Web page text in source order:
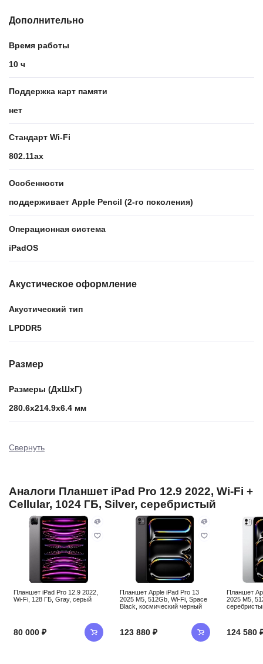
Дополнительно
Время работы
10 ч
Поддержка карт памяти
нет
Стандарт Wi-Fi
802.11ax
Особенности
поддерживает Apple Pencil (2-го поколения)
Операционная система
iPadOS
Акустическое оформление
Акустический тип
LPDDR5
Размер
Размеры (ДхШхГ)
280.6x214.9x6.4 мм
Свернуть
Аналоги Планшет iPad Pro 12.9 2022, Wi-Fi +
Cellular, 1024 ГБ, Silver, серебристый
Планшет iPad Pro 12.9 2022,
Wi-Fi, 128 ГБ, Gray, серый
80 000 ₽
Планшет Apple iPad Pro 13
2025 M5, 512Gb, Wi-Fi, Space
Black, космический черный
123 880 ₽
Планшет
2025 M5,
124 580